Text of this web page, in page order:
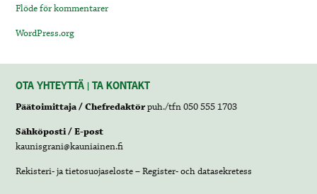
Flöde för kommentarer
WordPress.org
OTA YHTEYTTÄ | TA KONTAKT
Päätoimittaja / Chefredaktörpuh./tfn 050 555 1703
Sähköposti / E-post
kaunisgrani@kauniainen.fi
Rekisteri- ja tietosuojaseloste – Register- och datasekretess